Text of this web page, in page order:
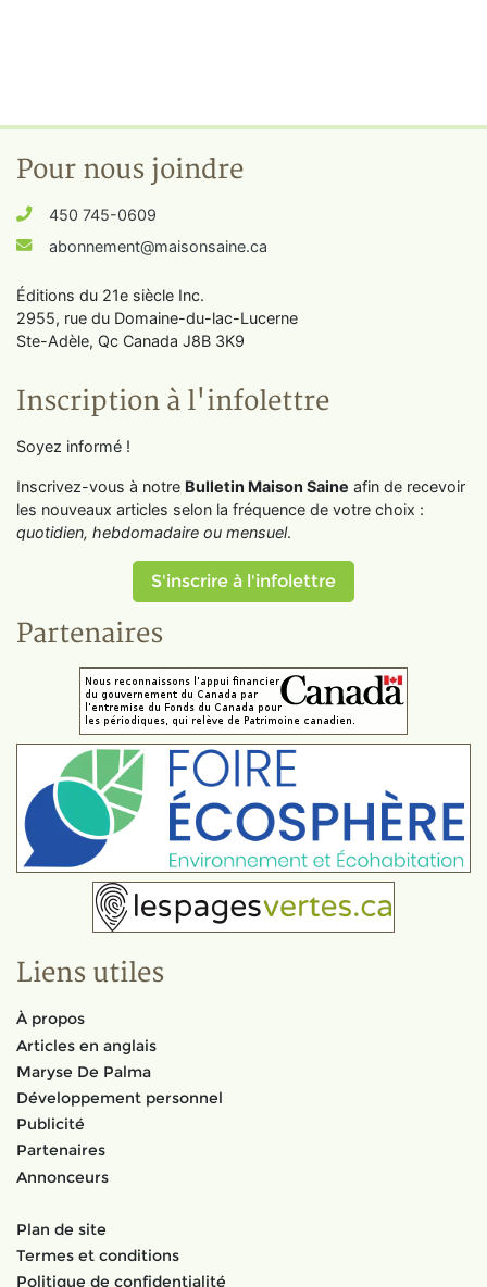
Pour nous joindre
450 745-0609
abonnement@maisonsaine.ca
Éditions du 21e siècle Inc.
2955, rue du Domaine-du-lac-Lucerne
Ste-Adèle, Qc Canada J8B 3K9
Inscription à l'infolettre
Soyez informé !
Inscrivez-vous à notre Bulletin Maison Saine afin de recevoir
les nouveaux articles selon la fréquence de votre choix :
quotidien, hebdomadaire ou mensuel.
S'inscrire à l'infolettre
Partenaires
Liens utiles
À propos
Articles en anglais
Maryse De Palma
Développement personnel
Publicité
Partenaires
Annonceurs
Plan de site
Termes et conditions
Politique de confidentialité